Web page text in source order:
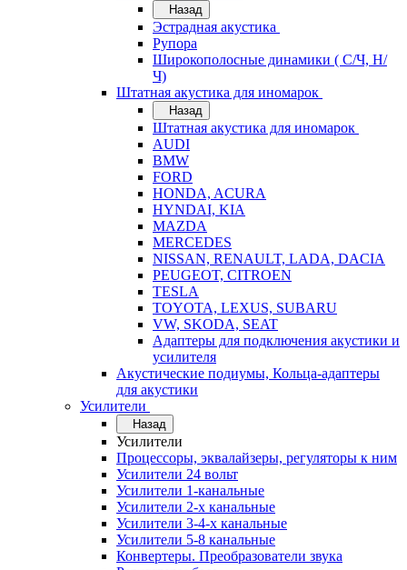
Назад
Эстрадная акустика
Рупора
Широкополосные динамики ( С/Ч, Н/
Ч)
Штатная акустика для иномарок
Назад
Штатная акустика для иномарок
AUDI
BMW
FORD
HONDA, ACURA
HYNDAI, KIA
MAZDA
MERCEDES
NISSAN, RENAULT, LADA, DACIA
PEUGEOT, CITROEN
TESLA
TOYOTA, LEXUS, SUBARU
VW, SKODA, SEAT
Адаптеры для подключения акустики и
усилителя
Акустические подиумы, Кольца-адаптеры
для акустики
Усилители
Назад
Усилители
Процессоры, эквалайзеры, регуляторы к ним
Усилители 24 вольт
Усилители 1-канальные
Усилители 2-х канальные
Усилители 3-4-х канальные
Усилители 5-8 канальные
Конвертеры. Преобразователи звука